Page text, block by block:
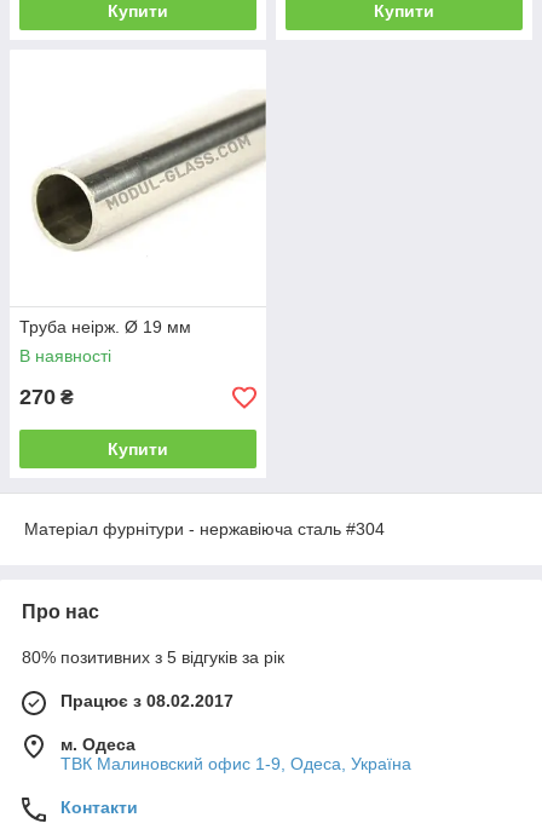
Купити Купити
Труба неірж. Ø 19 мм
В наявності
270 ₴
Купити
Матеріал фурнітури - нержавіюча сталь #304
Про нас
80% позитивних з 5 відгуків за рік
Працює з 08.02.2017
м. Одеса
ТВК Малиновский офис 1-9, Одеса, Україна
Контакти